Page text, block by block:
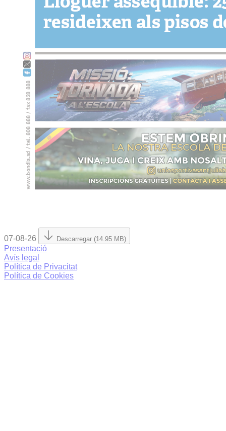
07-08-26 Descarregar (14.95 MB)
Presentació
Avís legal
Política de Privacitat
Política de Cookies